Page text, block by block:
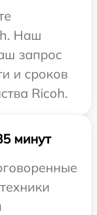
Наш
запрос
и сроков
Ricoh.
минут